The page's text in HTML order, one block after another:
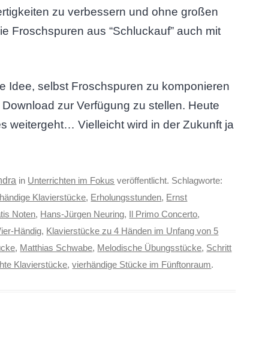
zu verbessern und ohne großen
Froschspuren aus “Schluckauf” auch mit
Idee, selbst Froschspuren zu komponieren
zur Verfügung zu stellen. Heute
weitergeht… Vielleicht wird in der Zukunft ja
in Unterrichten im Fokus veröffentlicht. Schlagworte:
Klavierstücke, Erholungsstunden, Ernst
Noten, Hans-Jürgen Neuring, Il Primo Concerto,
Händig, Klavierstücke zu 4 Händen im Unfang von 5
, Matthias Schwabe, Melodische Übungsstücke, Schritt
Klavierstücke,vierhändige Stücke im Fünftonraum.